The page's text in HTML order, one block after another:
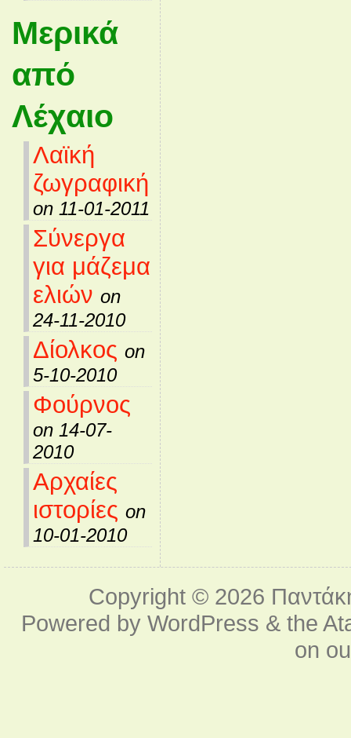
Μερικά
από
Λέχαιο
Λαϊκή
ζωγραφική
on 11-01-2011
Σύνεργα
για μάζεμα
ελιών on
24-11-2010
Δίολκος on
5-10-2010
Φούρνος
on 14-07-
2010
Αρχαίες
ιστορίες on
10-01-2010
Copyright © 2026
Powered byWordPress & the
on